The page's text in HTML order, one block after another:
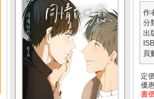
作
分
出
頁
定
優
書